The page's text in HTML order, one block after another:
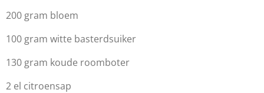
200 gram bloem
100 gram witte basterdsuiker
130 gram koude roomboter
2 el citroensap